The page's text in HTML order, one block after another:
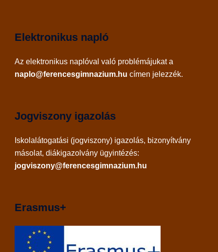
Elektronikus napló
Az elektronikus naplóval való problémájukat a
naplo@ferencesgimnazium.hu címen jelezzék.
Jogviszony igazolás
Iskolalátogatási (jogviszony) igazolás, bizonyítvány
másolat, diákigazolvány ügyintézés:
jogviszony@ferencesgimnazium.hu
Erasmus+